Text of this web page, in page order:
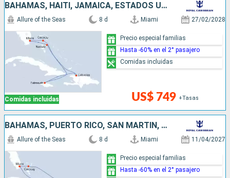
BAHAMAS, HAITI, JAMAICA, ESTADOS UNIDOS
Comidas incluidas
Allure of the Seas 8 d Miami 27/02/2028
US$ 749 +Tasas
Precio especial familias
Hasta -60% en el 2° pasajero
Comidas incluidas
BAHAMAS, PUERTO RICO, SAN MARTÍN, ESTADOS UNIDOS
Allure of the Seas 8 d Miami 11/04/2027
Precio especial familias
Hasta -60% en el 2° pasajero